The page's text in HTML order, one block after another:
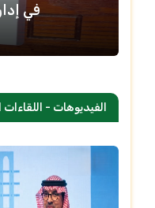
في إدارة المستشفيات
الفيديوهات -